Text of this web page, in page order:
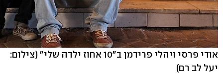
אודי פרסי ויהלי פרידמן ב"10 אחוז ילדה שלי"
(צילום:
יעל לב רם)